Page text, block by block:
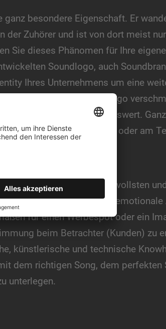
ganz besondere Eigenschaft. Er
der Zuhörer und ist von dort meist
Sie dieses Phänomen für Ihre
Soundlogo, auch
Ihres Unternehmens um eine
und passendes Soundlogo
Wiedererkennungswert.
- zum Beispiel im Radio oder am
Ihren Film
gehört zu den anspruchsvollsten
Soundtrack bestimmt die
für einen Werbespot oder ein
beim Betrachter (Kunden) zu
künstlerische und technische
dem richtigen Song, dem perfekten
unterlegen.